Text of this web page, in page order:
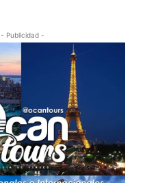
- Publicidad -